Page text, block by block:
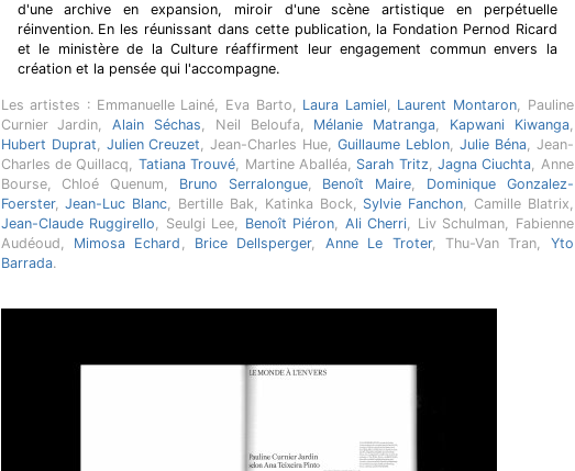
d'une archive en expansion, miroir d'une scène artistique en perpétuelle
réinvention. En les réunissant dans cette publication, la Fondation Pernod Ricard
et le ministère de la Culture réaffirment leur engagement commun envers la
création et la pensée qui l'accompagne.
Les artistes : Emmanuelle Lainé, Eva Barto, Laura Lamiel, Laurent Montaron, Pauline
Curnier Jardin,Alain Séchas, Neil Beloufa, Mélanie Matranga, Kapwani Kiwanga,
Hubert Duprat, Julien Creuzet, Jean-Charles Hue,Guillaume Leblon, Julie Béna, Jean-
Charles de Quillacq, Tatiana Trouvé, Martine Aballéa, Sarah Tritz,Jagna Ciuchta, Anne
Bourse, Chloé Quenum, Bruno Serralongue, Benoît Maire, Dominique Gonzalez-
Foerster,Jean-Luc Blanc, Bertille Bak, Katinka Bock, Sylvie Fanchon, Camille Blatrix,
Jean-Claude Ruggirello, Seulgi Lee, Benoît Piéron, Ali Cherri, Liv Schulman, Fabienne
Audéoud, Mimosa Echard , Brice Dellsperger, Anne Le Troter, Thu-Van Tran, Yto
Barrada.